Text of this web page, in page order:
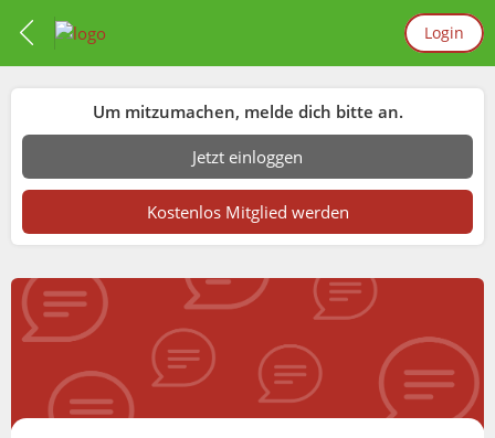
Login
Um mitzumachen, melde dich bitte an.
Jetzt einloggen
Kostenlos Mitglied werden